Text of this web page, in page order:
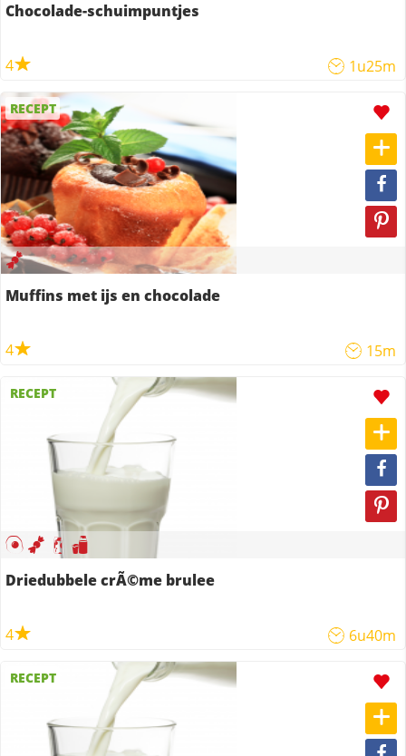
Chocolade-schuimpuntjes
4 1u25m
RECEPT
Muffins met ijs en chocolade
4 15m
RECEPT
Driedubbele crÃ©me brulee
4 6u40m
RECEPT